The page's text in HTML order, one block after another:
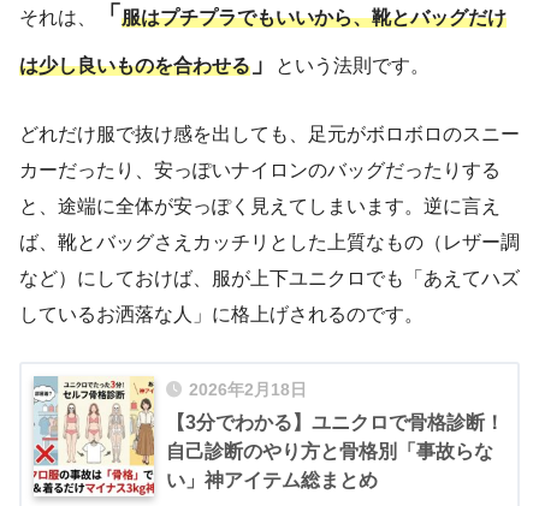
それは、 「 服はプチプラでもいいから、靴とバッグだけ
は少し良いものを合わせる 」 という法則です。
どれだけ服で抜け感を出しても、足元がボロボロのスニー
カーだったり、安っぽいナイロンのバッグだったりする
と、途端に全体が安っぽく見えてしまいます。逆に言え
ば、靴とバッグさえカッチリとした上質なもの（レザー調
など）にしておけば、服が上下ユニクロでも「あえてハズ
しているお洒落な人」に格上げされるのです。
2026年2月18日
【3分でわかる】ユニクロで骨格診断！
自己診断のやり方と骨格別「事故らな
い」神アイテム総まとめ